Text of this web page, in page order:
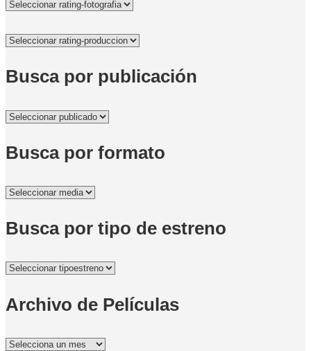
Busca por publicación
Busca por formato
Busca por tipo de estreno
Archivo de Películas
Archivo